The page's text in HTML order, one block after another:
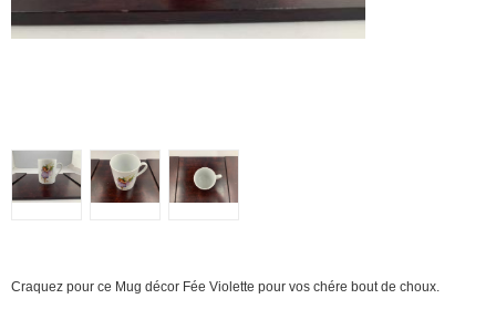
Craquez pour ce Mug décor Fée Violette pour vos chére bout de choux.